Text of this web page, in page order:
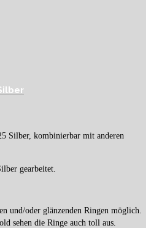
Silber, kombinierbar mit anderen
gearbeitet.
und/oder glänzenden Ringen möglich.
sehen die Ringe auch toll aus.